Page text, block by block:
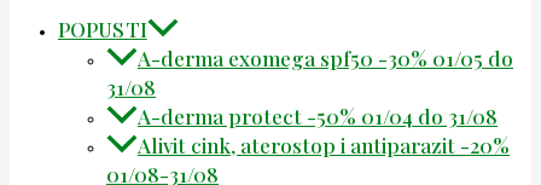
POPUSTI
A-derma exomega spf50 -30% 01/05 do
31/08
A-derma protect -50% 01/04 do 31/08
Alivit cink, aterostop i antiparazit -20%
01/08-31/08